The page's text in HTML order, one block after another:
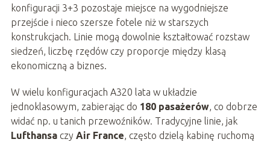
konfiguracji 3+3 pozostaje miejsce na wygodniejsze
przejście i nieco szersze fotele niż w starszych
konstrukcjach. Linie mogą dowolnie kształtować rozstaw
siedzeń, liczbę rzędów czy proporcje między klasą
ekonomiczną a biznes.
W wielu konfiguracjach A320 lata w układzie
jednoklasowym, zabierając do 180 pasażerów, co dobrze
widać np. u tanich przewoźników. Tradycyjne linie, jak
Lufthansaczy Air France, często dzielą kabinę ruchomą